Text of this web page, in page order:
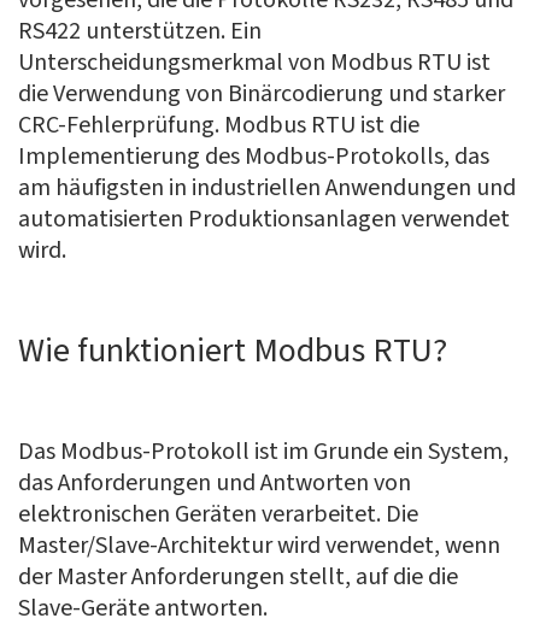
RS422 unterstützen. Ein
Unterscheidungsmerkmal von Modbus RTU ist
die Verwendung von Binärcodierung und starker
CRC-Fehlerprüfung. Modbus RTU ist die
Implementierung des Modbus-Protokolls, das
am häufigsten in industriellen Anwendungen und
automatisierten Produktionsanlagen verwendet
wird.
Wie funktioniert Modbus RTU?
Das Modbus-Protokoll ist im Grunde ein System,
das Anforderungen und Antworten von
elektronischen Geräten verarbeitet. Die
Master/Slave-Architektur wird verwendet, wenn
der Master Anforderungen stellt, auf die die
Slave-Geräte antworten.